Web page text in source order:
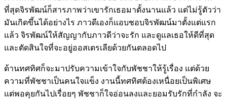
ที่สุดจิรพัฒน์ก็สารภาพว่าเขารักเธอมาตั้งนานแล้ว แต่ไม่รู้ตัวว่า
มันเกิดขึ้นได้อย่างไร ภาวดีเองก็แอบชอบจิรพัฒน์มาตั้งแต่แรก
แล้ว จิรพัฒน์ให้สัญญากับภาวดีว่าจะรัก และดูแลเธอให้ดีที่สุด
และตัดสินใจที่จะอยู่ออสเตรเลียด้วยกันตลอดไป
ด้านทศทิศก็จะมาปรับความเข้าใจกับพัชชาให้รู้เรื่อง แต่ด้วย
ความที่พัชชาเป็นคนใจแข็ง งานนี้ทศทิศต้องเหนื่อยเป็นพิเศษ
แต่พอคุยกันไปเรื่อยๆ พัชชาก็ใจอ่อนลงและยอมรับรักที่กำลัง จะ